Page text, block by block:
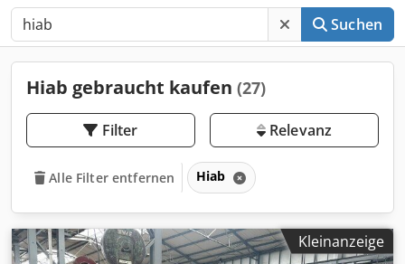
Suchen
Hiab gebraucht kaufen (27)
Filter Relevanz
Alle Filter entfernen Hiab
Kleinanzeige